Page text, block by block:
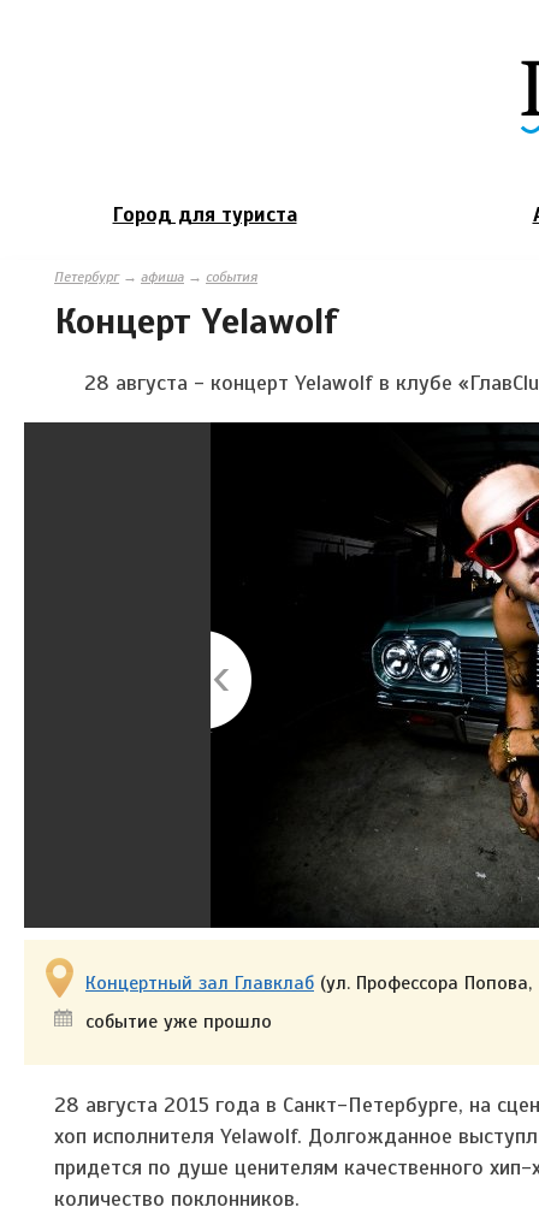
Город для туриста
Петербург→ афиша → события
Концерт Yelawolf
28 августа - концерт Yelawolf в клубе
Концертный зал Главклаб (ул. Профессора
событие уже прошло
28 августа 2015 года в Санкт-Петербурге, на
хоп исполнителя Yelawolf. Долгожданное
придется по душе ценителям качественного
количество поклонников.